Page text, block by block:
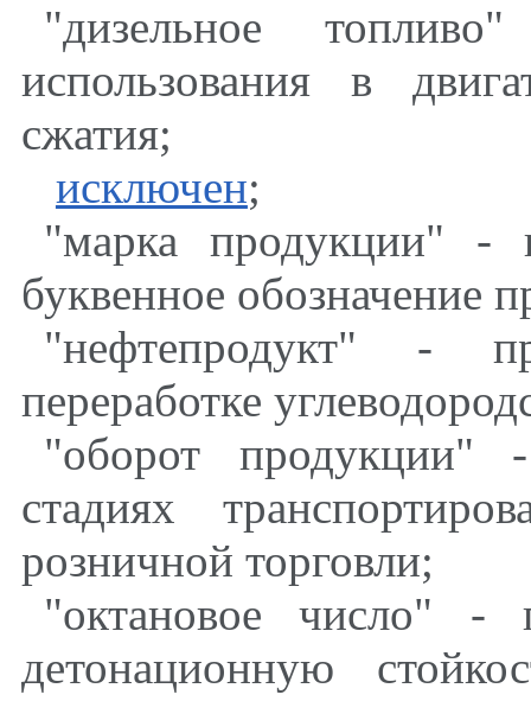
"дизельное
использования в
сжатия;
исключен;
"марка продукции" -
буквенное обозначение
"нефтепродукт" -
переработке
"оборот продукции"
стадиях
розничной торговли;
"октановое число" -
детонационную